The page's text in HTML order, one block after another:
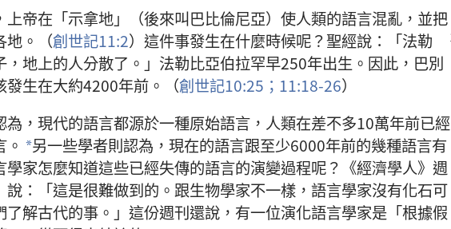
上帝在「示拿地」（後來叫巴比倫尼亞）使人類的語言混亂，並把
地。（創世記11:2）這件事發生在什麼時候呢？聖經說：「法勒
，地上的人分散了。」法勒比亞伯拉罕早250年出生。因此，巴別
發生在大約4200年前。（創世記10:25； 11:18-26）
為，現代的語言都源於一種原始語言，人類在差不多10萬年前已經
*另一些學者則認為，現在的語言跟至少6000年前的幾種語言有
學家怎麼知道這些已經失傳的語言的演變過程呢？《經濟學人》週
說：「這是很難做到的。跟生物學家不一樣，語言學家沒有化石可
了解古代的事。」這份週刊還說，有一位演化語言學家是「根據假